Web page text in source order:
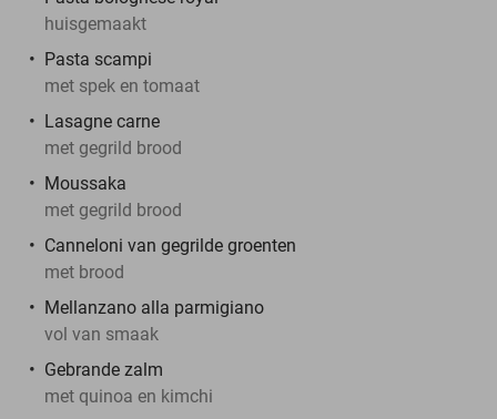
huisgemaakt
Pasta scampi
met spek en tomaat
Lasagne carne
met gegrild brood
Moussaka
met gegrild brood
Canneloni van gegrilde groenten
met brood
Mellanzano alla parmigiano
vol van smaak
Gebrande zalm
met quinoa en kimchi